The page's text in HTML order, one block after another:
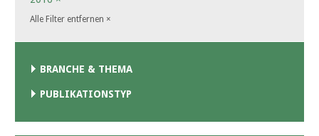
Alle Filter entfernen ×
BRANCHE & THEMA
PUBLIKATIONSTYP